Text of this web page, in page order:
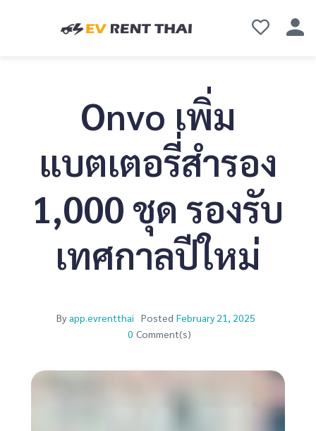
Onvo เพิ่ม
แบตเตอรี่สำรอง
1,000 ชุด รองรับ
เทศกาลปีใหม่
By app.evrentthai Posted February 21, 2025
0 Comment(s)